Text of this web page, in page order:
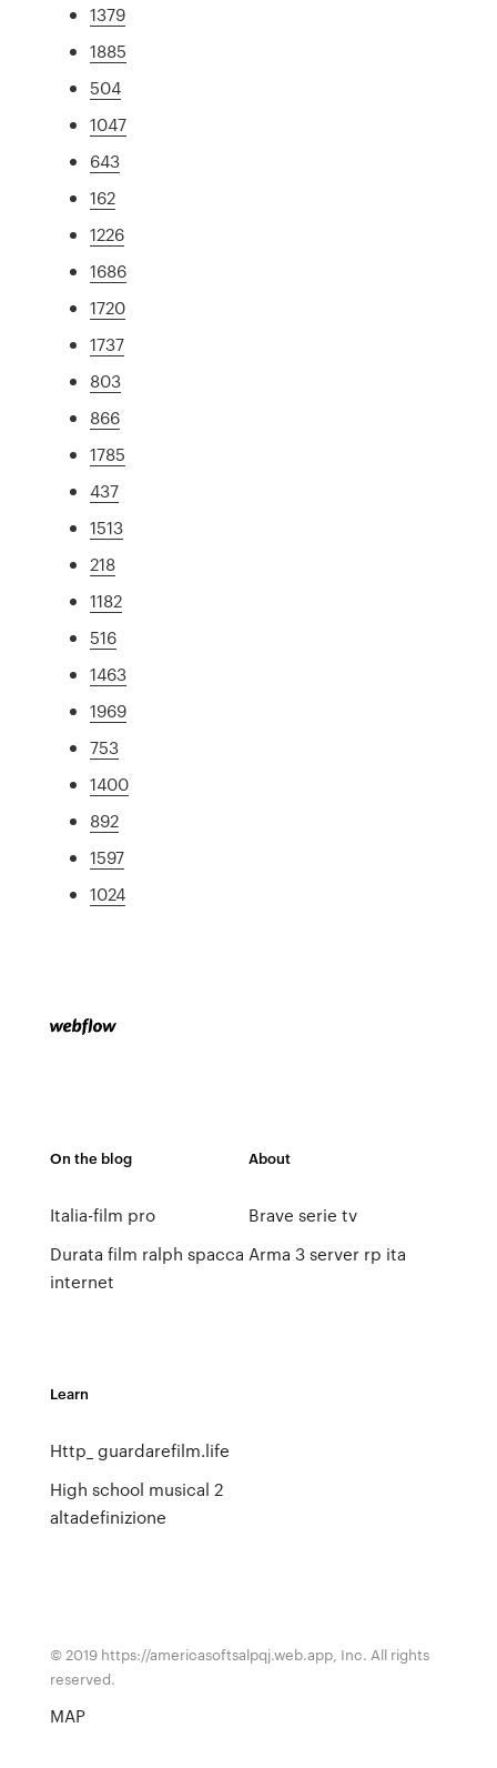
1379
1885
504
1047
643
162
1226
1686
1720
1737
803
866
1785
437
1513
218
1182
516
1463
1969
753
1400
892
1597
1024
On the blog
Italia-film pro
Durata film ralph spacca
internet
About
Brave serie tv
Arma 3 server rp ita
Learn
Http_ guardarefilm.life
High school musical 2
altadefinizione
© 2019 https://americasoftsalpqj.web.app, Inc. All rights
reserved.
MAP